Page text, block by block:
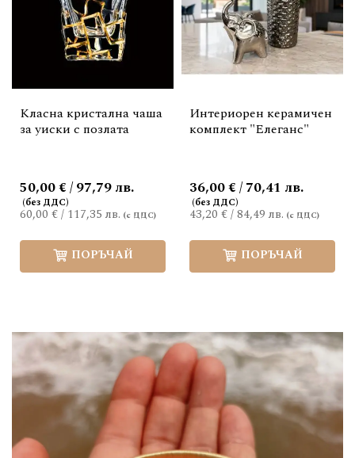
Класна кристална чаша
за уиски с позлата
60,00 €/ 117,35 лв.
50,00 € / 97,79 лв.
ПОРЪЧАЙ
Интериорен керамичен
комплект "Елеганс"
43,20 €/84,49 лв.
36,00 € / 70,41 лв.
ПОРЪЧАЙ